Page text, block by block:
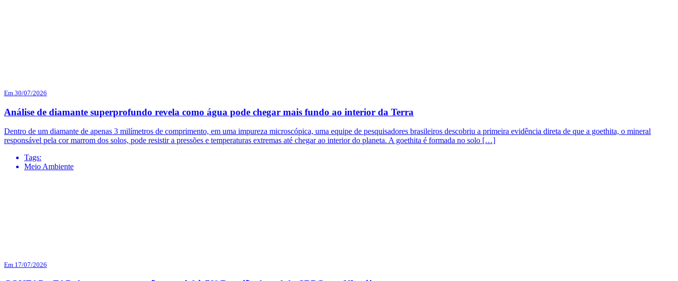
Em 30/07/2026
Análise de diamante superprofundo revela como água pode chegar mais fundo ao interior da Terra
Dentro de um diamante de apenas 3 milímetros de comprimento, em uma impureza microscópica, uma equipe de pesquisadores brasileiros descobriu a primeira evidência direta de que a goethita, o mineral
responsável pela cor marrom dos solos, pode resistir a pressões e temperaturas extremas até chegar ao interior do planeta. A goethita é formada no solo […]
Tags:
Meio Ambiente
Em 17/07/2026